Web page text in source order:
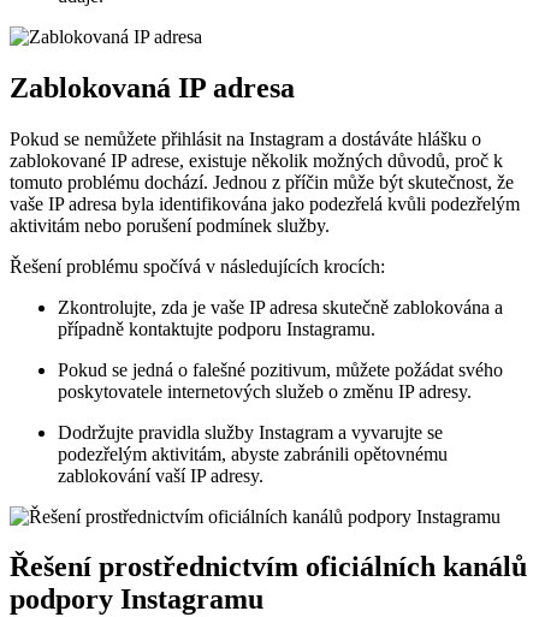
Zablokovaná IP adresa
Pokud se nemůžete přihlásit na Instagram a dostáváte hlášku o
zablokované IP adrese, existuje několik možných důvodů, proč k
tomuto problému dochází. Jednou z příčin může být skutečnost, že
vaše IP adresa byla identifikována jako podezřelá kvůli podezřelým
aktivitám nebo porušení podmínek služby.
Řešení problému spočívá v následujících krocích:
Zkontrolujte, zda je vaše IP adresa skutečně zablokována a
případně kontaktujte podporu Instagramu.
Pokud se jedná o falešné pozitivum, můžete požádat svého
poskytovatele internetových služeb o změnu IP adresy.
Dodržujte pravidla služby Instagram a vyvarujte se
podezřelým aktivitám, abyste zabránili opětovnému
zablokování vaší IP adresy.
Řešení prostřednictvím oficiálních kanálů
podpory Instagramu